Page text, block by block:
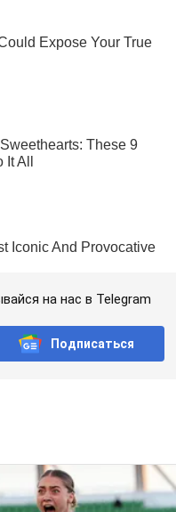
на нас в Telegram
Подписаться